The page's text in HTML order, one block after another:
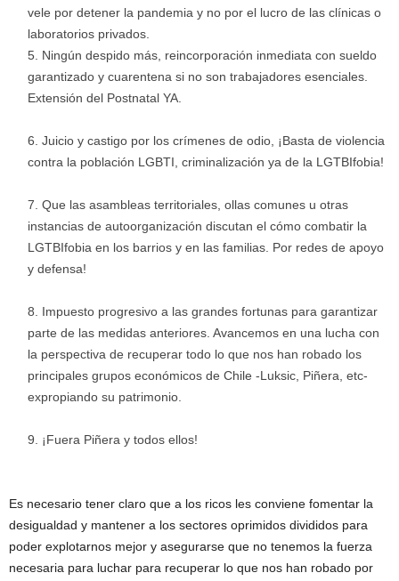
vele por detener la pandemia y no por el lucro de las clínicas o
laboratorios privados.
Ningún despido más, reincorporación inmediata con sueldo
garantizado y cuarentena si no son trabajadores esenciales.
Extensión del Postnatal YA.
Juicio y castigo por los crímenes de odio, ¡Basta de violencia
contra la población LGBTI, criminalización ya de la LGTBIfobia!
Que las asambleas territoriales, ollas comunes u otras
instancias de autoorganización discutan el cómo combatir la
LGTBIfobia en los barrios y en las familias. Por redes de apoyo
y defensa!
Impuesto progresivo a las grandes fortunas para garantizar
parte de las medidas anteriores. Avancemos en una lucha con
la perspectiva de recuperar todo lo que nos han robado los
principales grupos económicos de Chile -Luksic, Piñera, etc-
expropiando su patrimonio.
¡Fuera Piñera y todos ellos!
Es necesario tener claro que a los ricos les conviene fomentar la
desigualdad y mantener a los sectores oprimidos divididos para
poder explotarnos mejor y asegurarse que no tenemos la fuerza
necesaria para luchar para recuperar lo que nos han robado por